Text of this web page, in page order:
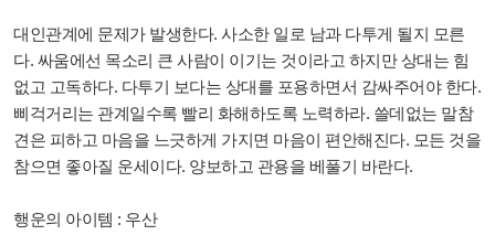
대인관계에 문제가 발생한다. 사소한 일로 남과 다투게 될지 모른
다. 싸움에선 목소리 큰 사람이 이기는 것이라고 하지만 상대는 힘
없고 고독하다. 다투기 보다는 상대를 포용하면서 감싸주어야 한다.
삐걱거리는 관계일수록 빨리 화해하도록 노력하라. 쓸데없는 말참
견은 피하고 마음을 느긋하게 가지면 마음이 편안해진다. 모든 것을
참으면 좋아질 운세이다. 양보하고 관용을 베풀기 바란다.
행운의 아이템 : 우산